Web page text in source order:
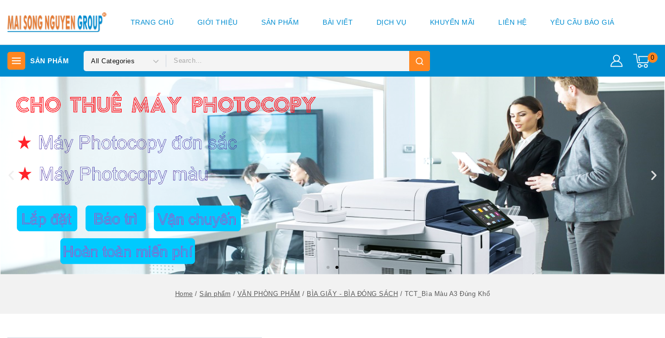
TRANG CHỦ GIỚI THIỆU SẢN PHẨM BÀI VIẾT DỊCH VỤ KHUYẾN MÃI LIÊN HỆ YÊU CẦU BÁO GIÁ
SẢN PHẨM 0
Home / Sản phẩm / VĂN PHÒNG PHẨM / BÌA GIẤY - BÌA ĐÓNG SÁCH / TCT_Bìa Màu A3 Đúng Khổ